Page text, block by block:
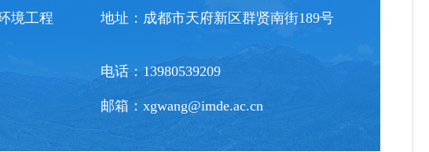
境工程
地址： 成都市天府新区群贤南街189号
电话： 13980539209
邮箱： xgwang@imde.ac.cn